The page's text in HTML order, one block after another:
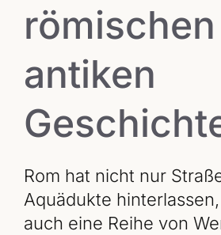
antiken
Rom hat nicht nur
Aquädukte
auch eine Reihe von